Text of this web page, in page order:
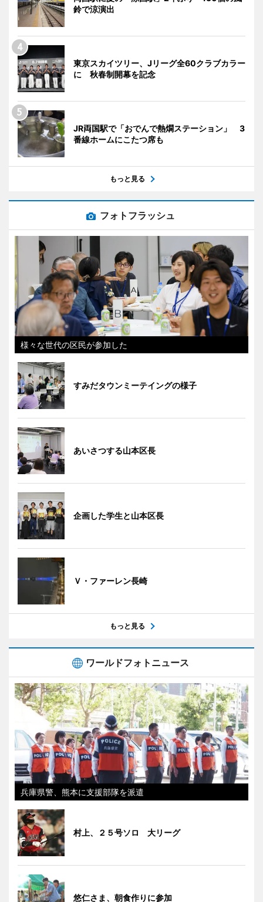
鈴で涼演出
東京スカイツリー、Jリーグ全60クラブカラー
に 秋春制開幕を記念
JR両国駅で「おでんで熱燗ステーション」 3
番線ホームにこたつ席も
もっと見る
フォトフラッシュ
様々な世代の区民が参加した
すみだタウンミーテイングの様子
あいさつする山本区長
企画した学生と山本区長
Ｖ・ファーレン長崎
もっと見る
ワールドフォトニュース
兵庫県警、熊本に支援部隊を派遣
村上、２５号ソロ 大リーグ
悠仁さま、朝食作りに参加